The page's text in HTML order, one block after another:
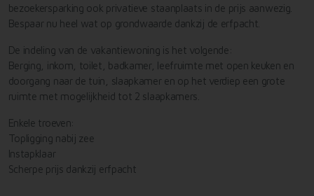
bezoekersparking ook privatieve staanplaats in de prijs aanwezig.
Bespaar nu heel wat op grondwaarde dankzij de erfpacht.
De indeling van de vakantiewoning is het volgende:
Berging, inkom, toilet, badkamer, leefruimte met open keuken en
doorgang naar de tuin, slaapkamer en op het verdiep een grote
ruimte met mogelijkheid tot 2 slaapkamers.
Enkele troeven:
Topligging nabij zee
Instapklaar
Scherpe prijs dankzij erfpacht